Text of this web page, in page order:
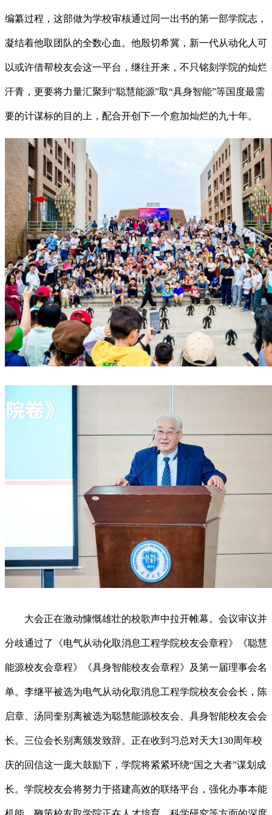
编纂过程，这部做为学校审核通过同一出书的第一部学院志，
凝结着他取团队的全数心血。他殷切希冀，新一代从动化人可
以或许借帮校友会这一平台，继往开来，不只铭刻学院的灿烂
汗青，更要将力量汇聚到“聪慧能源”取“具身智能”等国度最需
要的计谋标的目的上，配合开创下一个愈加灿烂的九十年。
大会正在激动慷慨雄壮的校歌声中拉开帷幕。会议审议并
分歧通过了《电气从动化取消息工程学院校友会章程》《聪慧
能源校友会章程》《具身智能校友会章程》及第一届理事会名
单。李继平被选为电气从动化取消息工程学院校友会会长，陈
启章、汤同奎别离被选为聪慧能源校友会、具身智能校友会会
长。三位会长别离颁发致辞。正在收到习总对天大130周年校
庆的回信这一庞大鼓励下，学院将紧紧环绕“国之大者”谋划成
长。学院校友会将努力于搭建高效的联络平台，强化办事本能